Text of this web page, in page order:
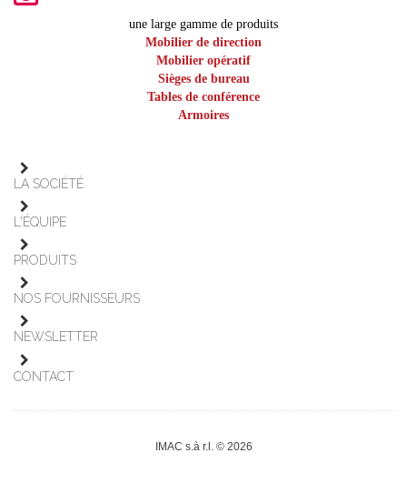
une large gamme de produits
Mobilier de direction
Mobilier opératif
Sièges de bureau
Tables de conférence
Armoires
LA SOCIÉTÉ
L'ÉQUIPE
PRODUITS
NOS FOURNISSEURS
NEWSLETTER
CONTACT
IMAC s.à r.l. © 2026